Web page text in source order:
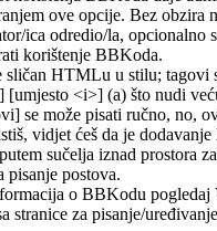
ove opcije. Bez obzira
ica odredio/la, opcionalno
korištenje BBKoda.
HTMLu u stilu; tagovi
[umjesto <i>] (a) što nudi
se može pisati ručno, no,
vidjet ćeš da je
sučelja iznad prostora
pisanje postova.
o BBKodu pogledaj
stranice za pisanje/